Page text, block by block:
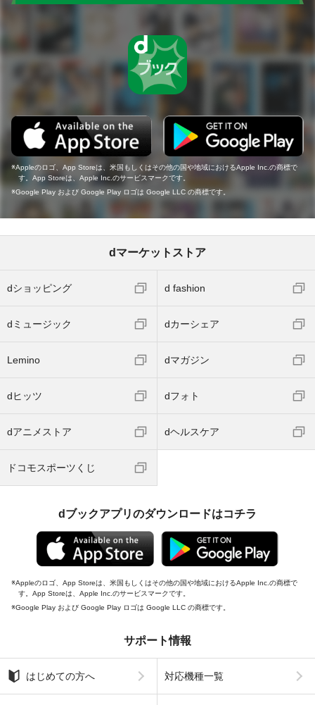
Appleのロゴ、App Storeは、米国もしくはその他の国や地域におけるApple Inc.の商標で
す。App Storeは、Apple Inc.のサービスマークです。
Google Play および Google Play ロゴは Google LLC の商標です。
dマーケットストア
dショッピング d fashion
dミュージック dカーシェア
Lemino dマガジン
dヒッツ dフォト
dアニメストア dヘルスケア
ドコモスポーツくじ
dブックアプリのダウンロードはコチラ
Appleのロゴ、App Storeは、米国もしくはその他の国や地域におけるApple Inc.の商標で
す。App Storeは、Apple Inc.のサービスマークです。
Google Play および Google Play ロゴは Google LLC の商標です。
サポート情報
はじめての方へ 対応機種一覧